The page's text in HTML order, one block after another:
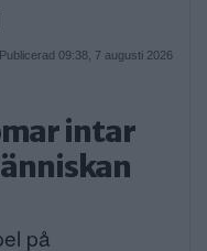
Publicerad 09:38, 7 augusti 2026
intar
på